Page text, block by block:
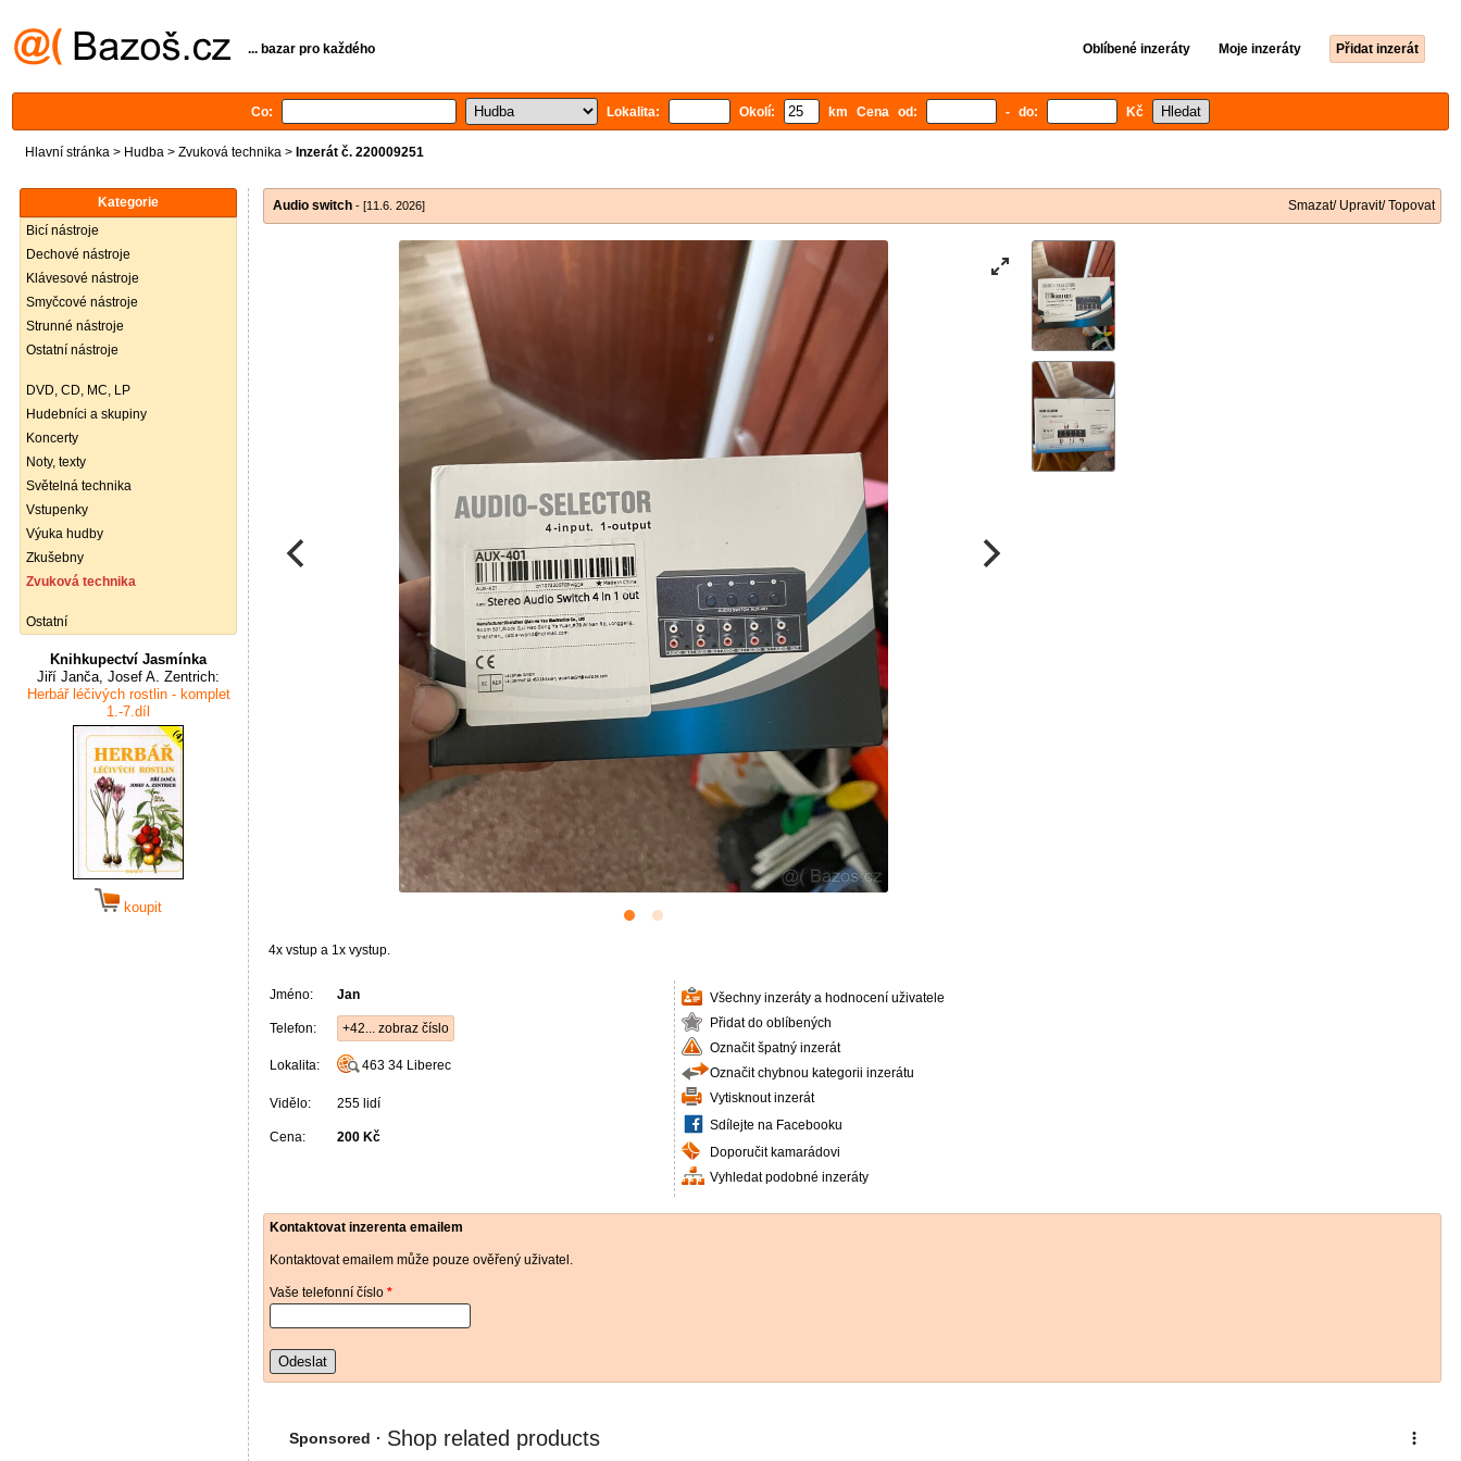
... bazar pro každého Oblíbené inzeráty Moje inzeráty Přidat inzerát
Co: Lokalita: Okolí: km Cena od: - do: Kč
Hlavní stránka > Hudba > Zvuková technika > Inzerát č. 220009251
Kategorie
Bicí nástroje
Dechové nástroje
Klávesové nástroje
Smyčcové nástroje
Strunné nástroje
Ostatní nástroje
DVD, CD, MC, LP
Hudebníci a skupiny
Koncerty
Noty, texty
Světelná technika
Vstupenky
Výuka hudby
Zkušebny
Zvuková technika
Ostatní
Knihkupectví Jasmínka
Jiří Janča, Josef A. Zentrich:
Herbář léčivých rostlin - komplet
1.-7.díl
koupit
Audio switch - [11.6. 2026] Smazat/ Upravit/ Topovat
4x vstup a 1x vystup.
Jméno: Jan
Telefon: +42... zobraz číslo
Lokalita: 463 34 Liberec
Vidělo: 255 lidí
Cena: 200 Kč
Všechny inzeráty a hodnocení uživatele
Přidat do oblíbených
Označit špatný inzerát
Označit chybnou kategorii inzerátu
Vytisknout inzerát
Sdílejte na Facebooku
Doporučit kamarádovi
Vyhledat podobné inzeráty
Kontaktovat inzerenta emailem
Kontaktovat emailem může pouze ověřený uživatel.
Vaše telefonní číslo *
Odeslat